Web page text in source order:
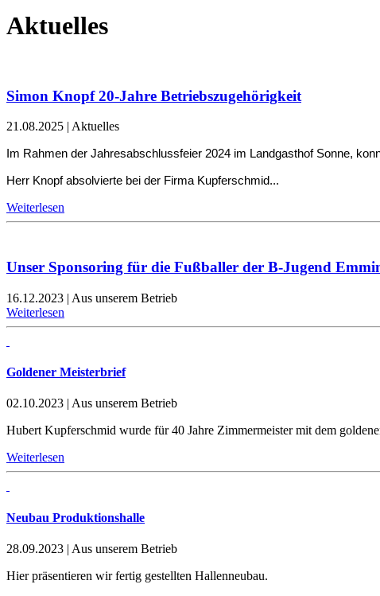
Aktuelles
Simon Knopf 20-Jahre Betriebszugehörigkeit
21.08.2025 | Aktuelles
Im Rahmen der Jahresabschlussfeier 2024 im Landgasthof Sonne,
Herr Knopf absolvierte bei der Firma Kupferschmid...
Weiterlesen
Unser Sponsoring für die Fußballer der B-Jugend
16.12.2023 | Aus unserem Betrieb
Weiterlesen
Goldener Meisterbrief
02.10.2023 | Aus unserem Betrieb
Hubert Kupferschmid wurde für 40 Jahre Zimmermeister mit dem
Weiterlesen
Neubau Produktionshalle
28.09.2023 | Aus unserem Betrieb
Hier präsentieren wir fertig gestellten Hallenneubau.